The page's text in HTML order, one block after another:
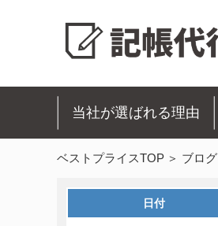
当社が選ばれる理由
ベストプライスTOP ブログ
日付